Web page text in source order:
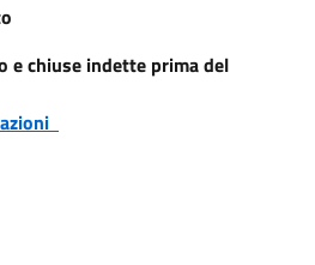
e chiuse indette prima del